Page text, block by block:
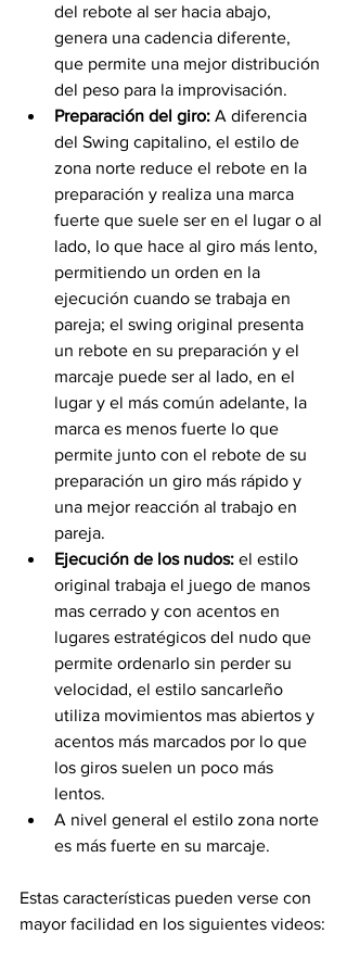
del rebote al ser hacia abajo,
genera una cadencia diferente,
que permite una mejor distribución
del peso para la improvisación.
Preparación del giro: A diferencia
del Swing capitalino, el estilo de
zona norte reduce el rebote en la
preparación y realiza una marca
fuerte que suele ser en el lugar o al
lado, lo que hace al giro más lento,
permitiendo un orden en la
ejecución cuando se trabaja en
pareja; el swing original presenta
un rebote en su preparación y el
marcaje puede ser al lado, en el
lugar y el más común adelante, la
marca es menos fuerte lo que
permite junto con el rebote de su
preparación un giro más rápido y
una mejor reacción al trabajo en
pareja.
Ejecución de los nudos: el estilo
original trabaja el juego de manos
mas cerrado y con acentos en
lugares estratégicos del nudo que
permite ordenarlo sin perder su
velocidad, el estilo sancarleño
utiliza movimientos mas abiertos y
acentos más marcados por lo que
los giros suelen un poco más
lentos.
A nivel general el estilo zona norte
es más fuerte en su marcaje.
Estas características pueden verse con
mayor facilidad en los siguientes videos: